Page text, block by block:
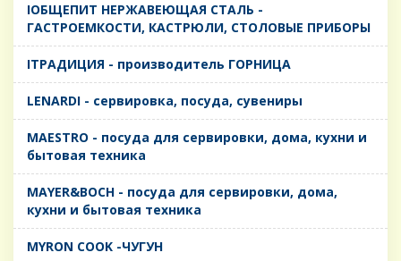
IОБЩЕПИТ НЕРЖАВЕЮЩАЯ СТАЛЬ -
ГАСТРОЕМКОСТИ, КАСТРЮЛИ, СТОЛОВЫЕ ПРИБОРЫ
IТРАДИЦИЯ - производитель ГОРНИЦА
LENARDI - сервировка, посуда, сувениры
MAESTRO - посуда для сервировки, дома, кухни и
бытовая техника
MAYER&BOCH - посуда для сервировки, дома,
кухни и бытовая техника
MYRON COOK -ЧУГУН